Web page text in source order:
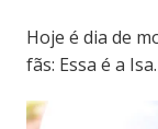
Hoje é dia de
fãs: Essa é a Isa.